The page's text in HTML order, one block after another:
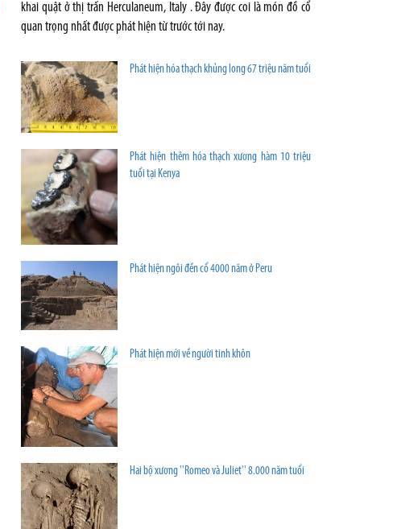
khai quật ở thị trấn Herculaneum, Italy . Đây được coi là món đồ cổ
quan trọng nhất được phát hiện từ trước tới nay.
Phát hiện hóa thạch khủng long 67 triệu năm tuổi
Phát hiện thêm hóa thạch xương hàm 10 triệu
tuổi tại Kenya
Phát hiện ngôi đền cổ 4000 năm ở Peru
Phát hiện mới về người tinh khôn
Hai bộ xương ''Romeo và Juliet'' 8.000 năm tuổi